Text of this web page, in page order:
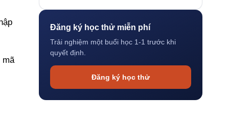
mã
Đăng ký học thử miễn phí
Trải nghiệm một buổi học 1-1 trước khi
quyết định.
Đăng ký học thử